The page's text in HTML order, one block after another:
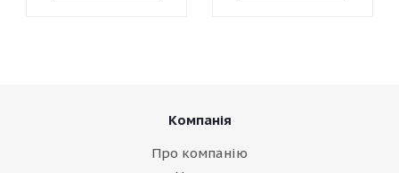
Компанія
Про компанію